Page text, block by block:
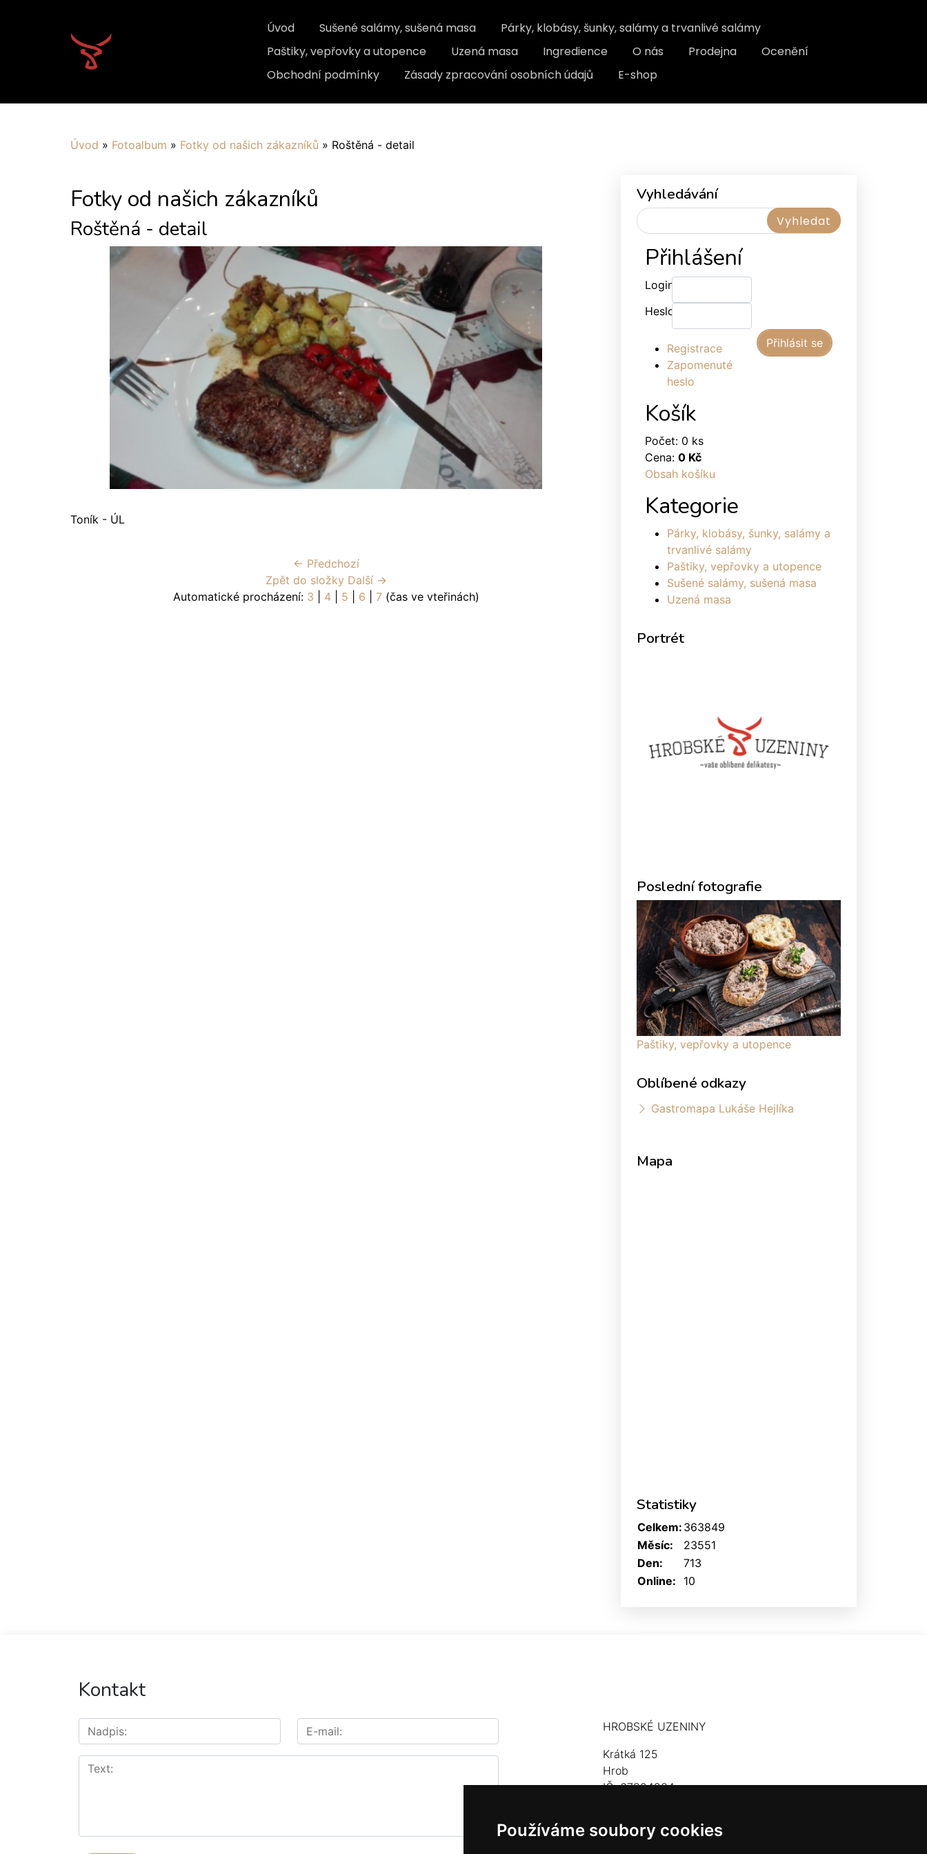
Používáme soubory cookies
Úvod Sušené salámy, sušená masa
Párky, klobásy, šunky, salámy a trvanlivé salámy
Paštiky, vepřovky a utopence
Uzená masa Ingredience O nás Prodejna
Ocenění
Obchodní podmínky
Zásady zpracování osobních údajů E-shop
Úvod » Fotoalbum » Fotky od našich zákazníků » Roštěná - detail
Fotky od našich zákazníků
Roštěná - detail
Toník - ÚL
← Předchozí
Zpět do složky Další →
Automatické procházení: 3 4| 5 6 7(čas ve vteřinách)
Vyhledávání
Přihlášení
Login:
Heslo:
Registrace
Zapomenuté
heslo
Košík
Počet: 0 ks
Cena: 0 Kč
Obsah košíku
Kategorie
Párky, klobásy, šunky, salámy a
trvanlivé salámy
Paštiky, vepřovky a utopence
Sušené salámy, sušená masa
Uzená masa
Portrét
Poslední fotografie
Paštiky, vepřovky a utopence
Oblíbené odkazy
Gastromapa Lukáše Hejlíka
Mapa
Statistiky
Online: 10
Celkem: 363849
Měsíc:
23551
Den:
713
Kontakt
HROBSKÉ UZENINY
Krátká 125
Hrob
IČ: 67824234
hrobskeuzeniny@seznam.cz